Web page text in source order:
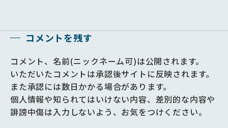
コメントを残す
コメント、名前(ニックネーム可)は公開されます。
いただいたコメントは承認後サイトに反映されます。
また承認には数日かかる場合があります。
個人情報や知られてはいけない内容、差別的な内容や
誹謗中傷は入力しないよう、お気をつけください。